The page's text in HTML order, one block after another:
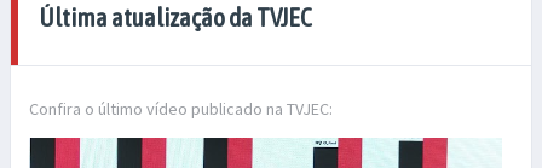
Última atualização da TVJEC
Confira o último vídeo publicado na TVJEC: